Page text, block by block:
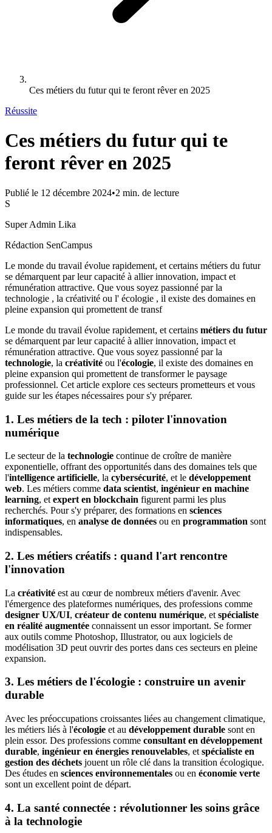
Ces métiers du futur qui te feront rêver en 2025
Réussite
Ces métiers du futur qui te
feront rêver en 2025
Publié le 12 décembre 2024•2 min. de lecture
S
Super Admin Lika
Rédaction SenCampus
Le monde du travail évolue rapidement, et certains métiers du futur
se démarquent par leur capacité à allier innovation, impact et
rémunération attractive. Que vous soyez passionné par la
technologie , la créativité ou l' écologie , il existe des domaines en
pleine expansion qui promettent de transf
Le monde du travail évolue rapidement, et certains métiers du futur
se démarquent par leur capacité à allier innovation, impact et
rémunération attractive. Que vous soyez passionné par la
technologie, la créativité ou l'écologie, il existe des domaines en
pleine expansion qui promettent de transformer le paysage
professionnel. Cet article explore ces secteurs prometteurs et vous
guide sur les étapes nécessaires pour s'y préparer.
1. Les métiers de la tech : piloter l'innovation
numérique
Le secteur de la technologie continue de croître de manière
exponentielle, offrant des opportunités dans des domaines tels que
l'intelligence artificielle, la cybersécurité, et le développement
web. Les métiers comme data scientist, ingénieur en machine
learning, et expert en blockchain figurent parmi les plus
recherchés. Pour s'y préparer, des formations en sciences
informatiques, en analyse de données ou en programmation sont
indispensables.
2. Les métiers créatifs : quand l'art rencontre
l'innovation
La créativité est au cœur de nombreux métiers d'avenir. Avec
l'émergence des plateformes numériques, des professions comme
designer UX/UI, créateur de contenu numérique, et spécialiste
en réalité augmentée connaissent un essor important. Se former
aux outils comme Photoshop, Illustrator, ou aux logiciels de
modélisation 3D peut ouvrir des portes dans ces secteurs en pleine
expansion.
3. Les métiers de l'écologie : construire un avenir
durable
Avec les préoccupations croissantes liées au changement climatique,
les métiers liés à l'écologie et au développement durable sont en
plein essor. Des professions comme consultant en développement
durable, ingénieur en énergies renouvelables, et spécialiste en
gestion des déchets jouent un rôle clé dans la transition écologique.
Des études en sciences environnementales ou en économie verte
sont un excellent point de départ.
4. La santé connectée : révolutionner les soins grâce
à la technologie